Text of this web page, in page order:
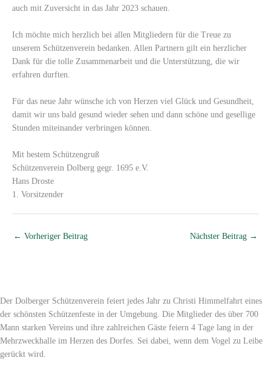
auch mit Zuversicht in das Jahr 2023 schauen.
Ich möchte mich herzlich bei allen Mitgliedern für die Treue zu
unserem Schützenverein bedanken. Allen Partnern gilt ein herzlicher
Dank für die tolle Zusammenarbeit und die Unterstützung, die wir
erfahren durften.
Für das neue Jahr wünsche ich von Herzen viel Glück und Gesundheit,
damit wir uns bald gesund wieder sehen und dann schöne und gesellige
Stunden miteinander verbringen können.
Mit bestem Schützengruß
Schützenverein Dolberg gegr. 1695 e.V.
Hans Droste
1. Vorsitzender
← Vorheriger Beitrag Nächster Beitrag →
Der Dolberger Schützenverein feiert jedes Jahr zu Christi Himmelfahrt eines
der schönsten Schützenfeste in der Umgebung. Die Mitglieder des über 700
Mann starken Vereins und ihre zahlreichen Gäste feiern 4 Tage lang in der
Mehrzweckhalle im Herzen des Dorfes. Sei dabei, wenn dem Vogel zu Leibe
gerückt wird.